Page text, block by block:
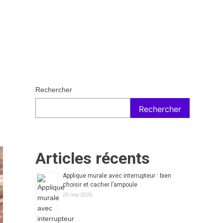
Rechercher
Rechercher
Articles récents
Applique murale avec interrupteur : bien
choisir et cacher l’ampoule
25 mai 2026